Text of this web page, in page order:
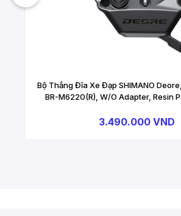
Bộ Thắng Đĩa Xe Đạp SHIMANO
BR-M6220(R), W/O Adapter, Resin
3.490.000 VND